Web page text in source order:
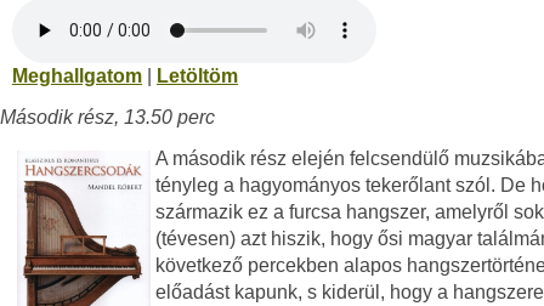
Meghallgatom
Letöltöm
Második rész, 13.50 perc
A második rész elején felcsendülő
tényleg a hagyományos tekerőlant szól. De
származik ez a furcsa hangszer, amelyről
(tévesen) azt hiszik, hogy ősi magyar
következő percekben alapos
előadást kapunk, s kiderül, hogy a